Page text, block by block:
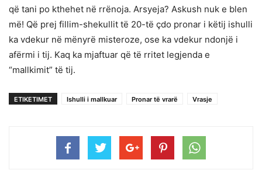
që tani po kthehet në rrënoja. Arsyeja? Askush nuk e blen
më! Që prej fillim-shekullit të 20-të çdo pronar i këtij ishulli
ka vdekur në mënyrë misteroze, ose ka vdekur ndonjë i
afërmi i tij. Kaq ka mjaftuar që të rritet legjenda e
“mallkimit” të tij.
ETIKETIMET Ishulli i mallkuar Pronar të vrarë Vrasje